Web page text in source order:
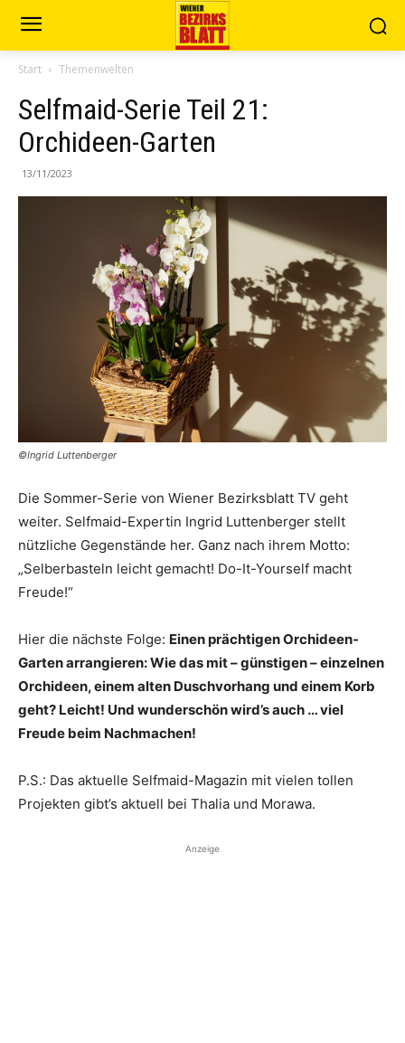
Start Themenwelten
Selfmaid-Serie Teil 21:
Orchideen-Garten
13/11/2023
©Ingrid Luttenberger
Die Sommer-Serie von Wiener Bezirksblatt TV geht
weiter. Selfmaid-Expertin Ingrid Luttenberger stellt
nützliche Gegenstände her. Ganz nach ihrem Motto:
„Selberbasteln leicht gemacht! Do-It-Yourself macht
Freude!“
Hier die nächste Folge: Einen prächtigen Orchideen-
Garten arrangieren: Wie das mit – günstigen – einzelnen
Orchideen, einem alten Duschvorhang und einem Korb
geht? Leicht! Und wunderschön wird’s auch … viel
Freude beim Nachmachen!
P.S.: Das aktuelle Selfmaid-Magazin mit vielen tollen
Projekten gibt’s aktuell bei Thalia und Morawa.
Anzeige